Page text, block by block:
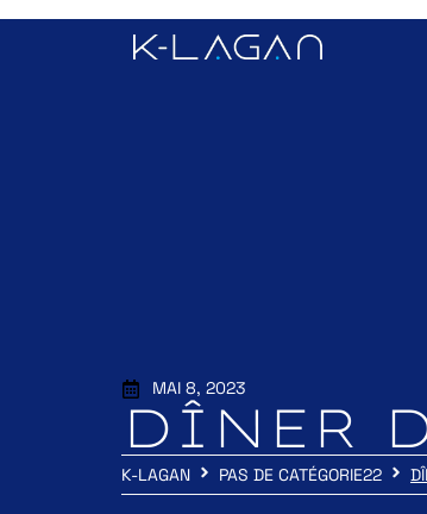
MAI 8, 2023
DÎNER
K-LAGAN PAS DE CATÉGORIE22